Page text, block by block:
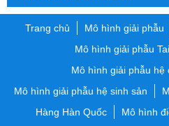
Trang chủ Mô hình giải phẫu
Mô hình giải phẫu
Mô hình giải phẫu
Mô hình giải phẫu hệ sinh sản
Hàng Hàn Quốc
Mô hình